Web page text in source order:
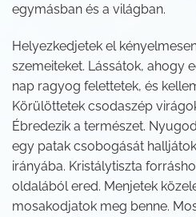
egymásban és a világban.
Helyezkedjetek el
szemeiteket. Lássátok, ahogy
nap ragyog felettetek, és
Körülöttetek csodaszép
Ébredezik a természet.
egy patak csobogását
irányába. Kristálytiszta
oldalából ered. Menjetek
mosakodjatok meg benne.